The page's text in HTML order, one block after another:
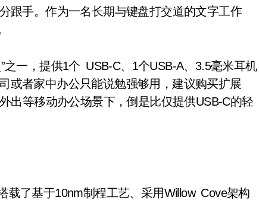
跟手。作为一名长期与键盘打交道的文字工作
一，提供1个 USB-C、1个USB-A、3.5毫米耳机
或者家中办公只能说勉强够用，建议购买扩展
出等移动办公场景下，倒是比仅提供USB-C的轻
了基于10nm制程工艺、采用Willow Cove架构